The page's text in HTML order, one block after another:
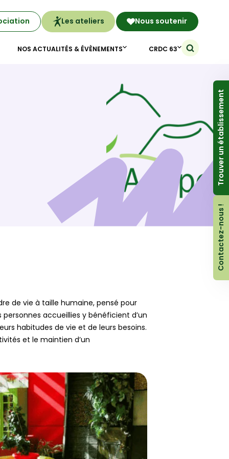
Les ateliers Nous soutenir
NOS ACTUALITÉS & ÉVÈNEMENTS CRDC 63
Contactez-nous !
Trouver un établissement
de vie à taille humaine, pensé pour
accueillies y bénéficient d’un
habitudes de vie et de leurs besoins.
et le maintien d’un